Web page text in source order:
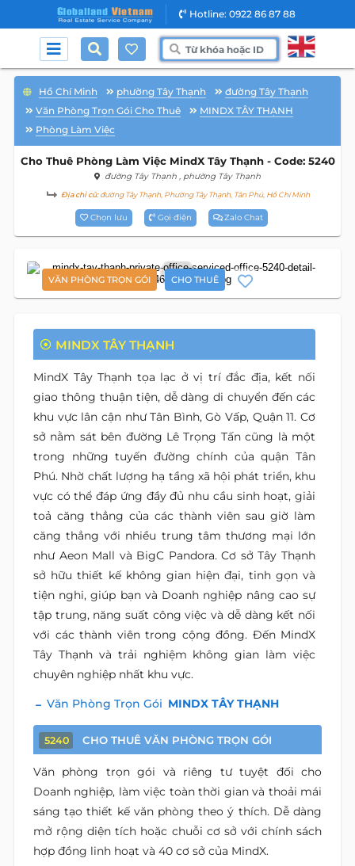
Hotline: 0922 86 87 88
Hồ Chí Minh phường Tây Thạnh
đường Tây Thạnh
Văn Phòng Trọn Gói Cho Thuê
MINDX TÂY THẠNH
Phòng Làm Việc
Cho Thuê Phòng Làm Việc MindX Tây Thạnh - Code: 5240
đường Tây Thạnh , phường Tây Thạnh
Địa chỉ cũ:đường Tây Thạnh, Phường Tây Thạnh, Tân Phú, Hồ Chí Minh
Chọn lưu Gọi điện Zalo Chat
VĂN PHÒNG TRỌN GÓI CHO THUÊ
2
MINDX TÂY THẠNH
MindX Tây Thạnh tọa lạc ở vị trí đắc địa, kết nối
giao thông thuận tiện, dễ dàng di chuyển đến các
khu vực lân cận như Tân Bình, Gò Vấp, Quận 11. Cơ
sở nằm sát bên đường Lê Trọng Tấn cũng là một
trong những tuyến đường chính của quận Tân
Phú. Nhờ chất lượng hạ tầng xã hội phát triển, khu
vực có thể đáp ứng đầy đủ nhu cầu sinh hoạt, giải
toả căng thẳng của các thành viên sau giờ làm
căng thẳng với nhiều trung tâm thương mại lớn
như Aeon Mall và BigC Pandora. Cơ sở Tây Thạnh
sở hữu thiết kế không gian hiện đại, tinh gọn và
tiện nghi, giúp bạn và Doanh nghiệp nâng cao sự
tập trung, năng suất công việc và dễ dàng kết nối
với các thành viên trong cộng đồng. Đến MindX
Tây Thạnh và trải nghiệm không gian làm việc
chuyên nghiệp nhất khu vực.
Văn Phòng Trọn Gói MINDX TÂY THẠNH
5240 CHO THUÊ VĂN PHÒNG TRỌN GÓI
Văn phòng trọn gói và riêng tư tuyệt đối cho
Doanh nghiệp, làm việc toàn thời gian và thoải mái
sáng tạo thiết kế văn phòng theo ý thích. Dễ dàng
mở rộng diện tích hoặc chuỗi cơ sở với chính sách
hợp đồng linh hoạt và 40 cơ sở của MindX.